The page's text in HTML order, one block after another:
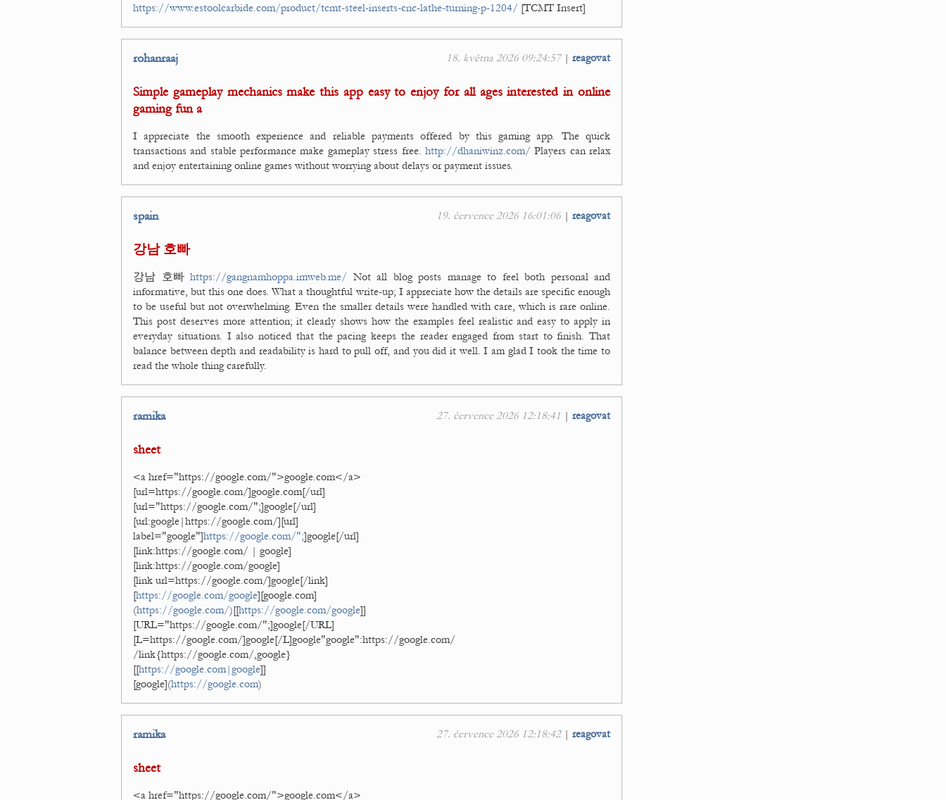
https://www.estoolcarbide.com/product/tcmt-steel-inserts-cnc-lathe-turning-p-1204/ [TCMT Insert]
18. května 2026 09:24:57| reagovat
rohanraaj
Simple gameplay mechanics make this app easy to enjoy for all ages interested in online
gaming fun a
I appreciate the smooth experience and reliable payments offered by this gaming app. The quick
transactions and stable performance make gameplay stress free. http://dhaniwinz.com/ Players can relax
and enjoy entertaining online games without worrying about delays or payment issues.
19. července 2026 16:01:06 | reagovat
spain
강남 호빠
강남 호빠 https://gangnamhoppa.imweb.me/ Not all blog posts manage to feel both personal and
informative, but this one does. What a thoughtful write-up; I appreciate how the details are specific enough
to be useful but not overwhelming. Even the smaller details were handled with care, which is rare online.
This post deserves more attention; it clearly shows how the examples feel realistic and easy to apply in
everyday situations. I also noticed that the pacing keeps the reader engaged from start to finish. That
balance between depth and readability is hard to pull off, and you did it well. I am glad I took the time to
read the whole thing carefully.
27. července 2026 12:18:41 | reagovat
ramika
sheet
<a href="https://google.com/">google.com</a>
[url=https://google.com/]google.com[/url]
[url="https://google.com/";]google[/url]
[url:google|https://google.com/][url]
label="google"]https://google.com/";]google[/url]
[link:https://google.com/ | google]
[link:https://google.com/google]
[link url=https://google.com/]google[/link]
[https://google.com/google][google.com]
(https://google.com/)[[https://google.com/google]]
[URL="https://google.com/";]google[/URL]
[L=https://google.com/]google[/L]google"google":https://google.com/
/link{https://google.com/,google}
[[https://google.com|google]]
[google](https://google.com)
27. července 2026 12:18:42| reagovat
ramika
sheet
<a href="https://google.com/">google.com</a>